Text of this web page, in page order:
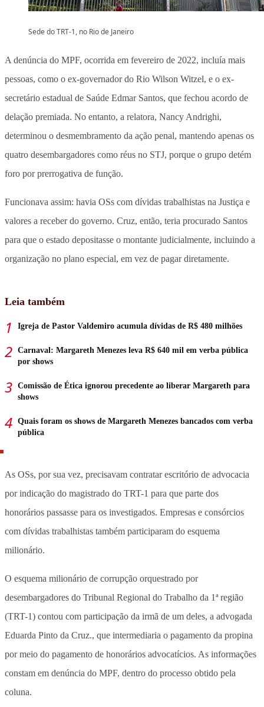
Sede do TRT-1, no Rio de Janeiro
A denúncia do MPF, ocorrida em fevereiro de 2022, incluía mais
pessoas, como o ex-governador do Rio Wilson Witzel, e o ex-
secretário estadual de Saúde Edmar Santos, que fechou acordo de
delação premiada. No entanto, a relatora, Nancy Andrighi,
determinou o desmembramento da ação penal, mantendo apenas os
quatro desembargadores como réus no STJ, porque o grupo detém
foro por prerrogativa de função.
Funcionava assim: havia OSs com dívidas trabalhistas na Justiça e
valores a receber do governo. Cruz, então, teria procurado Santos
para que o estado depositasse o montante judicialmente, incluindo a
organização no plano especial, em vez de pagar diretamente.
Leia também
Igreja de Pastor Valdemiro acumula dívidas de R$ 480 milhões
Carnaval: Margareth Menezes leva R$ 640 mil em verba pública
por shows
Comissão de Ética ignorou precedente ao liberar Margareth para
shows
Quais foram os shows de Margareth Menezes bancados com verba
pública
As OSs, por sua vez, precisavam contratar escritório de advocacia
por indicação do magistrado do TRT-1 para que parte dos
honorários passasse para os investigados. Empresas e consórcios
com dívidas trabalhistas também participaram do esquema
milionário.
O esquema milionário de corrupção orquestrado por
desembargadores do Tribunal Regional do Trabalho da 1ª região
(TRT-1) contou com participação da irmã de um deles, a advogada
Eduarda Pinto da Cruz., que intermediaria o pagamento da propina
por meio do pagamento de honorários advocatícios. As informações
constam em denúncia do MPF, dentro do processo obtido pela
coluna.